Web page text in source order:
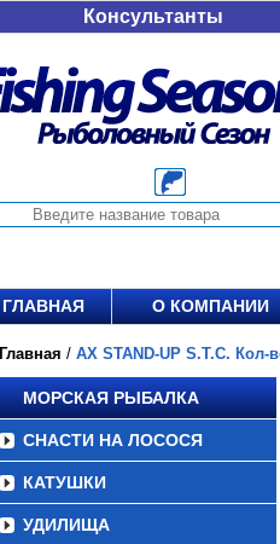
Консультанты
ГЛАВНАЯ О КОМПАНИИ
Главная / AX STAND-UP S.T.C. Кол-
МОРСКАЯ РЫБАЛКА
СНАСТИ НА ЛОСОСЯ
КАТУШКИ
УДИЛИЩА